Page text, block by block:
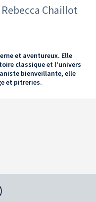
Rebecca Chaillot
et aventureux. Elle
classique et l’univers
bienveillante, elle
et pitreries.